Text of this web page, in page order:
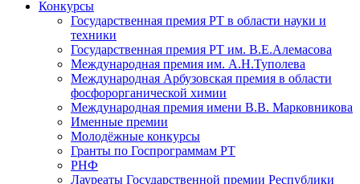
Конкурсы
Государственная премия РТ в области науки и
техники
Государственная премия РТ им. В.Е.Алемасова
Международная премия им. А.Н.Туполева
Международная Арбузовская премия в области
фосфорорганической химии
Международная премия имени В.В. Марковникова
Именные премии
Молодёжные конкурсы
Гранты по Госпрограммам РТ
РНФ
Лауреаты Государственной премии Республики